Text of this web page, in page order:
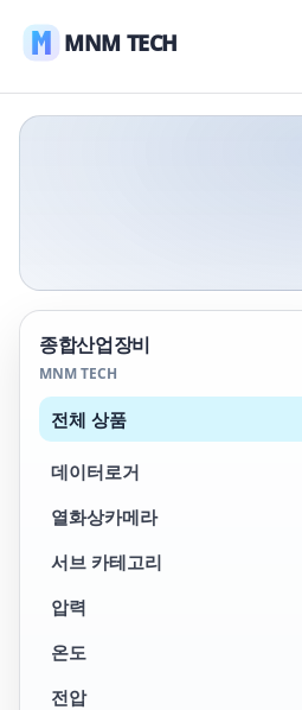
MNM TECH
종합산업장비
MNM TECH
전체 상품
데이터로거
열화상카메라
서브 카테고리
압력
온도
전압